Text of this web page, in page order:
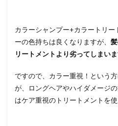
カラーシャンプー+カラートリー
ーの色持ちは良くなりますが、
リートメントより劣ってしまい
ですので、カラー重視！という
が、ロングヘアやハイダメージ
はケア重視のトリートメントを使